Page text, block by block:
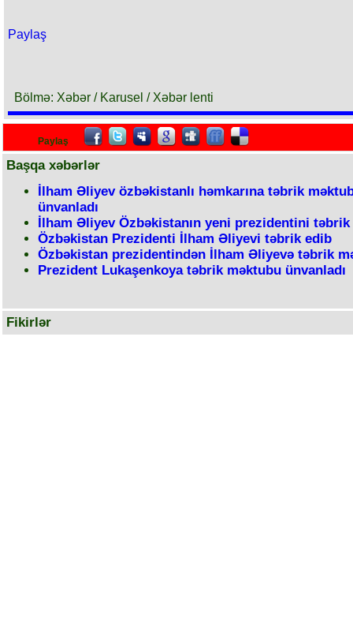
Paylaş
Bölmə: Xəbər / Karusel / Xəbər lenti
Paylaş
Başqa xəbərlər
İlham Əliyev özbəkistanlı həmkarına təbrik
ünvanladı
İlham Əliyev Özbəkistanın yeni prezidentini
Özbəkistan Prezidenti İlham Əliyevi təbrik edib
Özbəkistan prezidentindən İlham Əliyevə təbrik
Prezident Lukaşenkoya təbrik məktubu ünvanladı
Fikirlər